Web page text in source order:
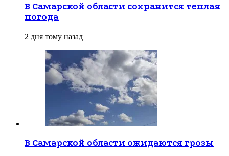
В Самарской области сохранится теплая
погода
2 дня тому назад
В Самарской области ожидаются грозы